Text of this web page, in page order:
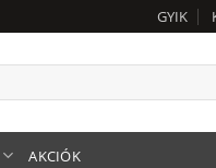
GYIK
AKCIÓK